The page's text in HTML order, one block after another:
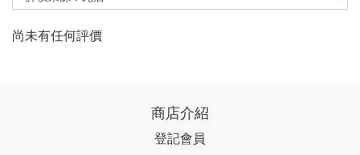
尚未有任何評價
商店介紹
登記會員